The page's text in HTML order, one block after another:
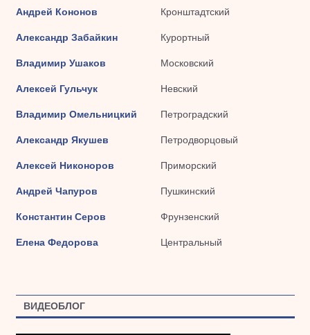
Андрей Кононов Кронштадтский
Александр Забайкин Курортный
Владимир Ушаков Московский
Алексей Гульчук Невский
Владимир Омельницкий Петроградский
Александр Якушев Петродворцовый
Алексей Никоноров Приморский
Андрей Чапуров Пушкинский
Константин Серов Фрунзенский
Елена Федорова Центральный
ВИДЕОБЛОГ